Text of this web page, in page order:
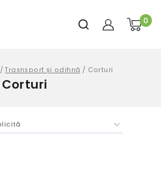
0
/ Trasnsport și odihnă / Corturi
Corturi